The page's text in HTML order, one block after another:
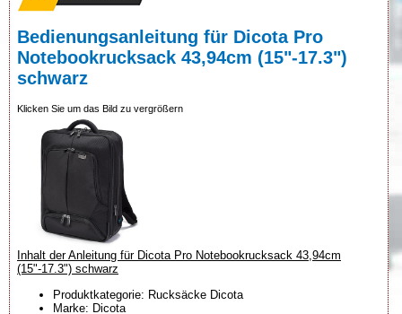
Bedienungsanleitung für Dicota Pro
Notebookrucksack 43,94cm (15"-17.3")
schwarz
Klicken Sie um das Bild zu vergrößern
Inhalt der Anleitung für Dicota Pro Notebookrucksack 43,94cm
(15"-17.3") schwarz
Produktkategorie: Rucksäcke Dicota
Marke: Dicota